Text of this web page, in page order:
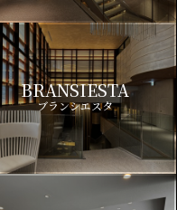
BRANSIESTA
ブランシエスタ